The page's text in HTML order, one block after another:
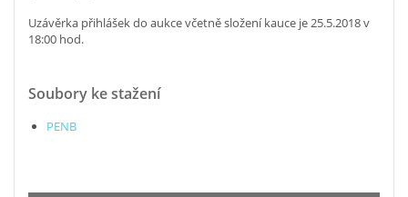
Uzávěrka přihlášek do aukce včetně složení kauce je 25.5.2018 v
18:00 hod.
Soubory ke stažení
PENB